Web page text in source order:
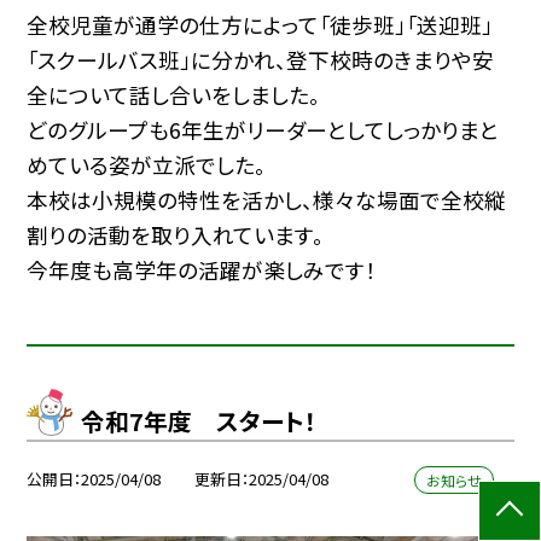
全校児童が通学の仕方によって「徒歩班」「送迎班」
「スクールバス班」に分かれ、登下校時のきまりや安
全について話し合いをしました。
どのグループも6年生がリーダーとしてしっかりまと
めている姿が立派でした。
本校は小規模の特性を活かし、様々な場面で全校縦
割りの活動を取り入れています。
今年度も高学年の活躍が楽しみです！
令和7年度 スタート！
公開日 2025/04/08 更新日 2025/04/08 お知らせ